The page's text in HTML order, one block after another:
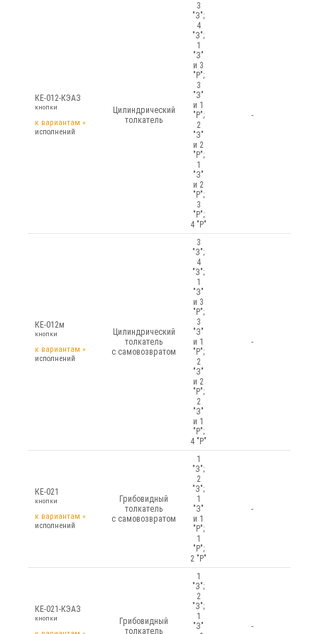
КЕ-012-КЭАЗ
кнопки
к вариантам »
исполнений
Цилиндрический
толкатель
3
"З";
4
"З";
1
"З"
и 3
"Р";
3
"З"
и 1
"Р";
2
"З"
и 2
"Р";
1
"З"
и 2
"Р";
3
"Р";
4 "Р"
-
КЕ-012м
кнопки
к вариантам »
исполнений
Цилиндрический
толкатель
с самовозвратом
3
"З";
4
"З";
1
"З"
и 3
"Р";
3
"З"
и 1
"Р";
2
"З"
и 2
"Р";
2
"З"
и 1
"Р";
4 "Р"
-
КЕ-021
кнопки
к вариантам »
исполнений
Грибовидный
толкатель
с самовозвратом
1
"З";
2
"З";
1
"З"
и 1
"Р";
1
"Р";
2 "Р"
-
КЕ-021-КЭАЗ
кнопки
Грибовидный
толкатель
1
"З";
2
"З";
1
"З"
-